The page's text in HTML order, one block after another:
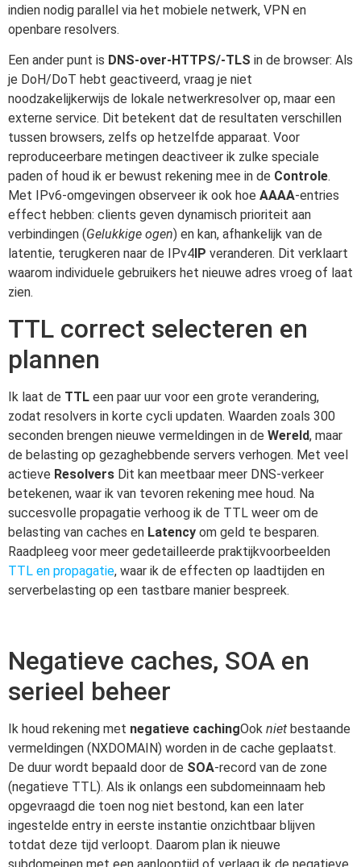
indien nodig parallel via het mobiele netwerk, VPN en
openbare resolvers.
Een ander punt is DNS-over-HTTPS/-TLS in de browser: Als
je DoH/DoT hebt geactiveerd, vraag je niet
noodzakelijkerwijs de lokale netwerkresolver op, maar een
externe service. Dit betekent dat de resultaten verschillen
tussen browsers, zelfs op hetzelfde apparaat. Voor
reproduceerbare metingen deactiveer ik zulke speciale
paden of houd ik er bewust rekening mee in de Controle.
Met IPv6-omgevingen observeer ik ook hoe AAAA-entries
effect hebben: clients geven dynamisch prioriteit aan
verbindingen (Gelukkige ogen) en kan, afhankelijk van de
latentie, terugkeren naar de IPv4IP veranderen. Dit verklaart
waarom individuele gebruikers het nieuwe adres vroeg of laat
zien.
TTL correct selecteren en
plannen
Ik laat de TTL een paar uur voor een grote verandering,
zodat resolvers in korte cycli updaten. Waarden zoals 300
seconden brengen nieuwe vermeldingen in de Wereld, maar
de belasting op gezaghebbende servers verhogen. Met veel
actieve Resolvers Dit kan meetbaar meer DNS-verkeer
betekenen, waar ik van tevoren rekening mee houd. Na
succesvolle propagatie verhoog ik de TTL weer om de
belasting van caches en Latency om geld te besparen.
Raadpleeg voor meer gedetailleerde praktijkvoorbeelden
TTL en propagatie, waar ik de effecten op laadtijden en
serverbelasting op een tastbare manier bespreek.
Negatieve caches, SOA en
serieel beheer
Ik houd rekening met negatieve cachingOok niet bestaande
vermeldingen (NXDOMAIN) worden in de cache geplaatst.
De duur wordt bepaald door de SOA-record van de zone
(negatieve TTL). Als ik onlangs een subdomeinnaam heb
opgevraagd die toen nog niet bestond, kan een later
ingestelde entry in eerste instantie onzichtbaar blijven
totdat deze tijd verloopt. Daarom plan ik nieuwe